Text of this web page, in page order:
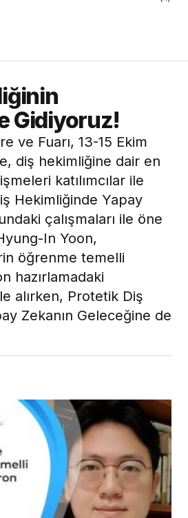
alırken, Protetik Diş
Zekanın Geleceğine de
Kongre ve Fuarı, 13-
İstanbul’da ağırlayacak.
ve bilimsel gelişmelerin
baş döndüren bir hızla
geleceğini şekillendiren
bakmak için önemli bir